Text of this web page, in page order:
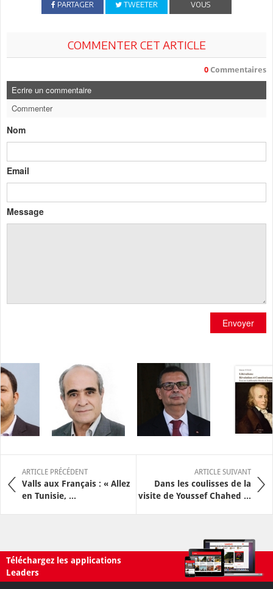
PARTAGER TWEETER
VOUS
COMMENTER CET ARTICLE
0 Commentaires
Ecrire un commentaire
Commenter
Nom
Email
Message
Envoyer
ARTICLE PRÉCÉDENT
Valls aux Français : « Allez
en Tunisie, ...
ARTICLE SUIVANT
Dans les coulisses de la
visite de Youssef Chahed ...
Téléchargez les applications
Leaders